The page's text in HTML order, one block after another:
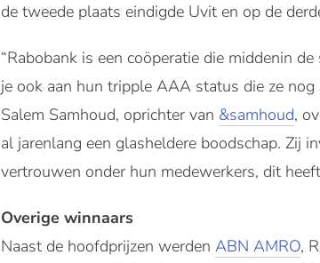
de tweede plaats eindigde Uvit en op de
“Rabobank is een coöperatie die middenin
je ook aan hun tripple AAA status die ze
Salem Samhoud, oprichter van &samhoud,
al jarenlang een glasheldere boodschap. Zij
vertrouwen onder hun medewerkers, dit
Overige winnaars
Naast de hoofdprijzen werden ABN AMRO,